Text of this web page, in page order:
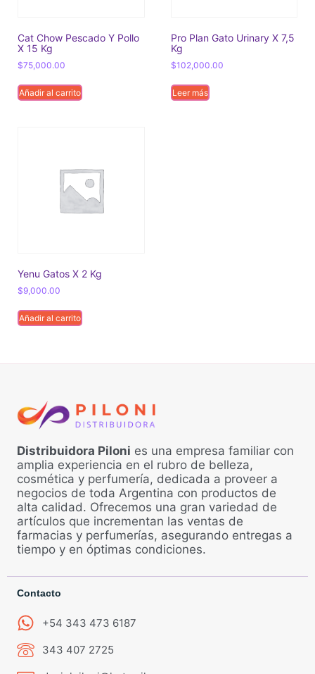
Cat Chow Pescado Y Pollo
X 15 Kg
$75,000.00
Añadir al carrito
Pro Plan Gato Urinary X 7,5
Kg
$102,000.00
Leer más
Yenu Gatos X 2 Kg
$9,000.00
Añadir al carrito
Distribuidora Piloni es una empresa familiar con
amplia experiencia en el rubro de belleza,
cosmética y perfumería, dedicada a proveer a
negocios de toda Argentina con productos de
alta calidad. Ofrecemos una gran variedad de
artículos que incrementan las ventas de
farmacias y perfumerías, asegurando entregas a
tiempo y en óptimas condiciones.
Contacto
+54 343 473 6187
343 407 2725